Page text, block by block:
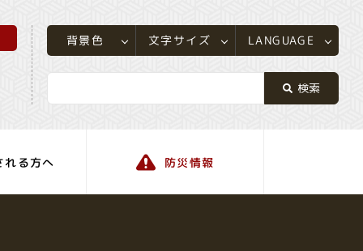
背景色 文字サイズ LANGUAGE
れる方へ 防災情報